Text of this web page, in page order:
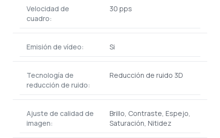
Velocidad de
cuadro:
30 pps
Emisión de vídeo: Si
Tecnología de
reducción de ruido:
Reducción de ruido 3D
Ajuste de calidad de
imagen:
Brillo, Contraste, Espejo,
Saturación, Nitidez